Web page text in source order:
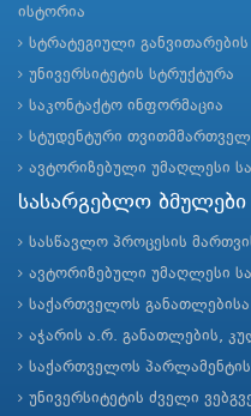
ისტორია
სტრატეგიული განვითარების
უნივერსიტეტის სტრუქტურა
საკონტაქტო ინფორმაცია
სტუდენტური
ავტორიზებული უმაღლესი
სასარგებლო ბმულები
სასწავლო პროცესის
ავტორიზებული უმაღლესი
საქართველოს განათლებისა
აჭარის ა.რ. განათლების,
საქართველოს
უნივერსიტეტის ძველი